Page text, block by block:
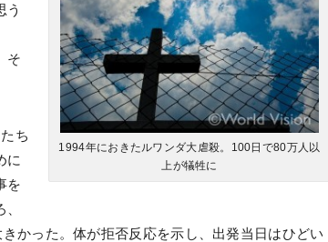
1994年におきたルワンダ大虐殺。100日で80万人以
上が犠牲に
う
そ
ち
に
を
かった。体が拒否反応を示し、出発当日はひどい